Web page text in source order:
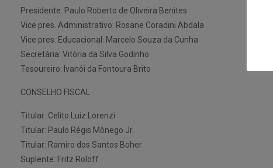
Presidente: Paulo Roberto de Oliveira Benites
Vice pres. Administrativo: Rosane Coradini Abdala
Vice pres. Educacional: Marcelo Souza da Cunha
Secretária: Vitória da Silva Godinho
Tesoureiro: Ivanói da Fontoura Brito
CONSELHO FISCAL
Titular: Celito Luiz Lorenzi
Titular: Paulo Régis Mônego Jr.
Titular: Ramiro dos Santos Boher
Suplente: Fritz Roloff